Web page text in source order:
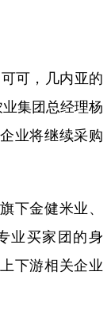
上市公司
山西
江苏
可，几内亚的
业集团总经理杨
业将继续采购
金健米业、
业买家团的身
下游相关企业